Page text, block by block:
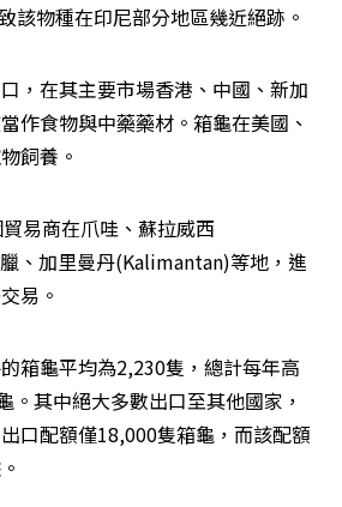
該物種在印尼部分地區幾近絕跡。
，在其主要市場香港、中國、新加
作食物與中藥藥材。箱龜在美國、
飼養。
易商在爪哇、蘇拉威西
、加里曼丹(Kalimantan)等地，進
易。
箱龜平均為2,230隻，總計每年高
。其中絕大多數出口至其他國家，
口配額僅18,000隻箱龜，而該配額